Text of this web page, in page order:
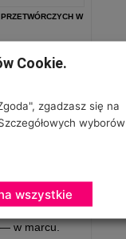
W
7,07
kosztów
się także w II
pierwszych
i 3,26 zł/kg w
— w marcu.
Cookie.
zgadzasz się na
wyborów
wszystkie